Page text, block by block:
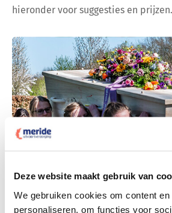
Deze website maakt gebruik van
We gebruiken cookies om content
personaliseren, om functies voor
hieronder voor suggesties en prijzen.
Dit kost een begrafenis
Bekijk tarieven voor begrafenis